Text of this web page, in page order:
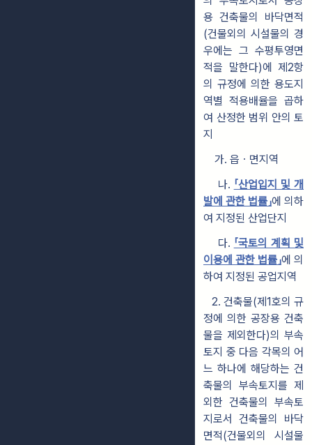
용 건축물의 바닥면적
(건물외의 시설물의 경
우에는 그 수평투영면
적을 말한다)에 제2항
의 규정에 의한 용도지
역별 적용배율을 곱하
여 산정한 범위 안의 토
지
가. 읍ㆍ면지역
나. 「산업입지 및 개
발에 관한 법률」에 의하
여 지정된 산업단지
다. 「국토의 계획 및
이용에 관한 법률」에 의
하여 지정된 공업지역
2. 건축물(제1호의 규
정에 의한 공장용 건축
물을 제외한다)의 부속
토지 중 다음 각목의 어
느 하나에 해당하는 건
축물의 부속토지를 제
외한 건축물의 부속토
지로서 건축물의 바닥
면적(건물외의 시설물